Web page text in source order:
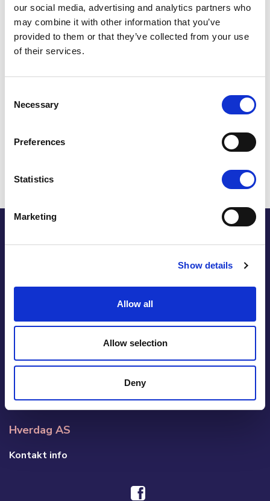
our social media, advertising and analytics partners who
may combine it with other information that you’ve
provided to them or that they’ve collected from your use
of their services.
Selection
Necessary
Preferences
Statistics
Marketing
Show details
Allow all
Allow selection
Deny
Ansvarlig redaktør :Petter Sommerfelt
e-post: cupido@cupido.no
Ansvarlig redaktør : Petter Sommerfelt
Om datingside Cupido Club
Brukeravtale
Hverdag AS
Kontakt info